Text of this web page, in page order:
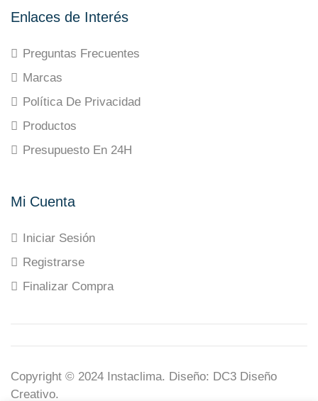
Enlaces de Interés
Preguntas Frecuentes
Marcas
Política De Privacidad
Productos
Presupuesto En 24H
Mi Cuenta
Iniciar Sesión
Registrarse
Finalizar Compra
Copyright © 2024 Instaclima. Diseño: DC3 Diseño
Creativo.